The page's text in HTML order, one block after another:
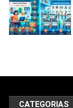
CATEGORIAS